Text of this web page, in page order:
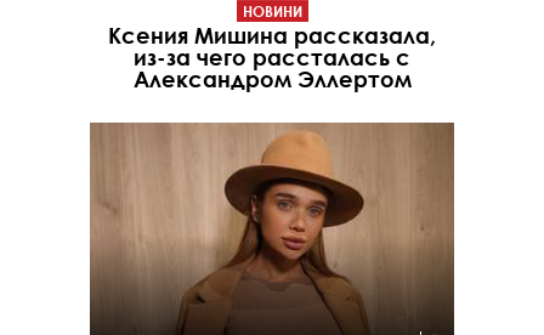
НОВИНИ
Ксения Мишина рассказала,
из-за чего рассталась с
Александром Эллертом